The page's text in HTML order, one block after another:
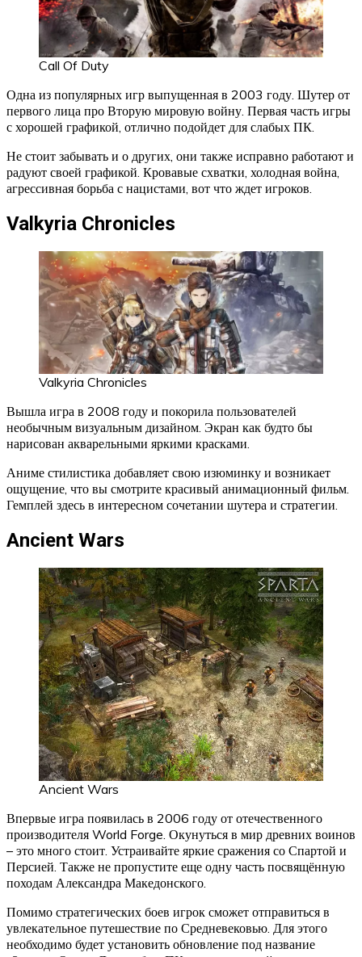
Call Of Duty
Одна из популярных игр выпущенная в 2003 году. Шутер от
первого лица про Вторую мировую войну. Первая часть игры
с хорошей графикой, отлично подойдет для слабых ПК.
Не стоит забывать и о других, они также исправно работают и
радуют своей графикой. Кровавые схватки, холодная война,
агрессивная борьба с нацистами, вот что ждет игроков.
Valkyria Chronicles
Valkyria Chronicles
Вышла игра в 2008 году и покорила пользователей
необычным визуальным дизайном. Экран как будто бы
нарисован акварельными яркими красками.
Аниме стилистика добавляет свою изюминку и возникает
ощущение, что вы смотрите красивый анимационный фильм.
Гемплей здесь в интересном сочетании шутера и стратегии.
Ancient Wars
Ancient Wars
Впервые игра появилась в 2006 году от отечественного
производителя World Forge. Окунуться в мир древних воинов
– это много стоит. Устраивайте яркие сражения со Спартой и
Персией. Также не пропустите еще одну часть посвящённую
походам Александра Македонского.
Помимо стратегических боев игрок сможет отправиться в
увлекательное путешествие по Средневековью. Для этого
необходимо будет установить обновление под название